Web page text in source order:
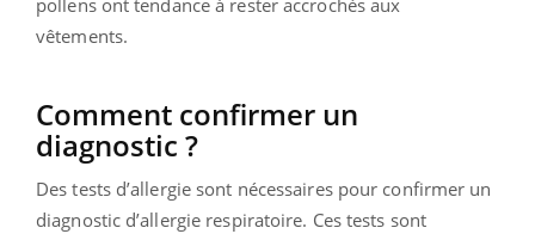
pollens ont tendance à rester accrochés aux
vêtements.
Comment confirmer un
diagnostic ?
Des tests d’allergie sont nécessaires pour confirmer un
diagnostic d’allergie respiratoire. Ces tests sont